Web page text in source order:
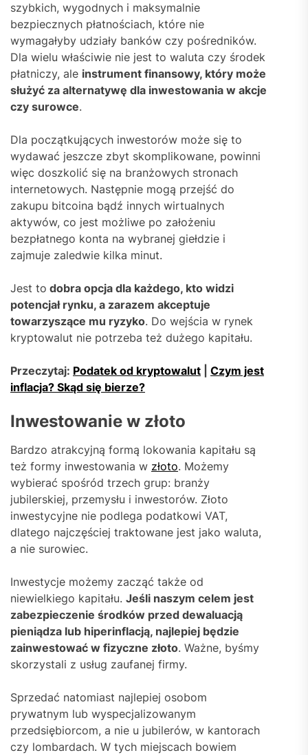
szybkich, wygodnych i maksymalnie
bezpiecznych płatnościach, które nie
wymagałyby udziały banków czy pośredników.
Dla wielu właściwie nie jest to waluta czy środek
płatniczy, ale instrument finansowy, który może
służyć za alternatywę dla inwestowania w akcje
czy surowce.
Dla początkujących inwestorów może się to
wydawać jeszcze zbyt skomplikowane, powinni
więc doszkolić się na branżowych stronach
internetowych. Następnie mogą przejść do
zakupu bitcoina bądź innych wirtualnych
aktywów, co jest możliwe po założeniu
bezpłatnego konta na wybranej giełdzie i
zajmuje zaledwie kilka minut.
Jest to dobra opcja dla każdego, kto widzi
potencjał rynku, a zarazem akceptuje
towarzyszące mu ryzyko. Do wejścia w rynek
kryptowalut nie potrzeba też dużego kapitału.
Przeczytaj: Podatek od kryptowalut
Czym jest
inflacja? Skąd się bierze?
Inwestowanie w złoto
Bardzo atrakcyjną formą lokowania kapitału są
też formy inwestowania w złoto. Możemy
wybierać spośród trzech grup: branży
jubilerskiej, przemysłu i inwestorów. Złoto
inwestycyjne nie podlega podatkowi VAT,
dlatego najczęściej traktowane jest jako waluta,
a nie surowiec.
Inwestycje możemy zacząć także od
niewielkiego kapitału. Jeśli naszym celem jest
zabezpieczenie środków przed dewaluacją
pieniądza lub hiperinflacją, najlepiej będzie
zainwestować w fizyczne złoto. Ważne, byśmy
skorzystali z usług zaufanej firmy.
Sprzedać natomiast najlepiej osobom
prywatnym lub wyspecjalizowanym
przedsiębiorcom, a nie u jubilerów, w kantorach
czy lombardach. W tych miejscach bowiem